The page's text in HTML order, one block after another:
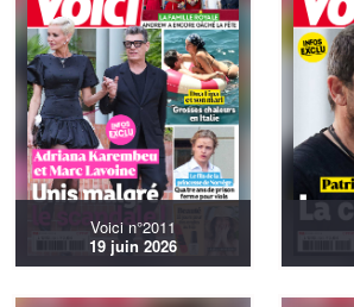
Voici n°2011
19 juin 2026